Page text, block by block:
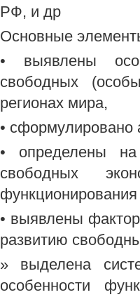
РФ, и др
Основные
• выявлены
свободных
регионах мира,
• сформулировано
• определены
свободных
• выявлены
развитию
» выделена
особенности